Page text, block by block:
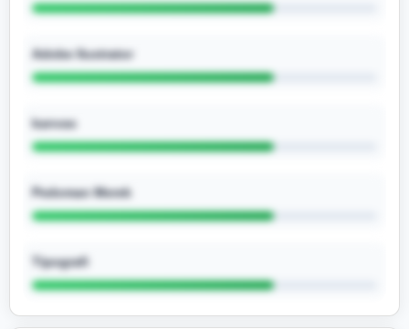
Adobe Ilustrator
kanvas
Pedoman Merek
Tipografi